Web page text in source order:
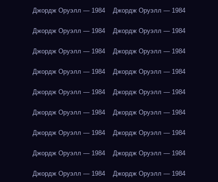
Джордж Оруэлл — 1984 Джордж Оруэлл — 1984
Джордж Оруэлл — 1984 Джордж Оруэлл — 1984
Джордж Оруэлл — 1984 Джордж Оруэлл — 1984
Джордж Оруэлл — 1984 Джордж Оруэлл — 1984
Джордж Оруэлл — 1984 Джордж Оруэлл — 1984
Джордж Оруэлл — 1984 Джордж Оруэлл — 1984
Джордж Оруэлл — 1984 Джордж Оруэлл — 1984
Джордж Оруэлл — 1984 Джордж Оруэлл — 1984
Джордж Оруэлл — 1984 Джордж Оруэлл — 1984